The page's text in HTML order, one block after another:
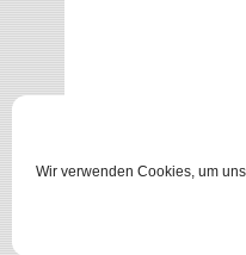
Wir verwenden Cookies, um